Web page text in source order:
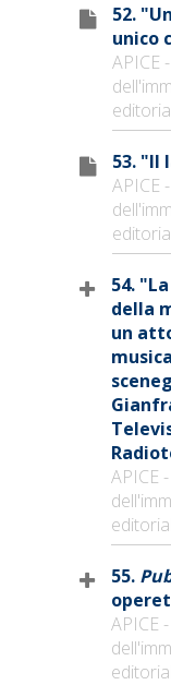
52.
unico
APICE
53. "Il
APICE
54.
della
un
APICE
55.
APICE